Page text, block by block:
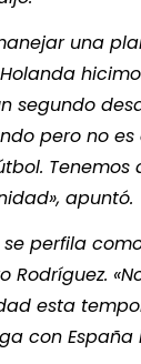
una
segundo
pero no
apuntó.
perfila
Rodríguez.
esta
con